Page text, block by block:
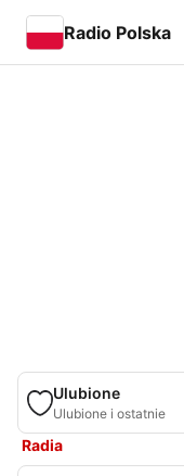
Radio Polska
Ulubione
Ulubione i ostatnie
Radia